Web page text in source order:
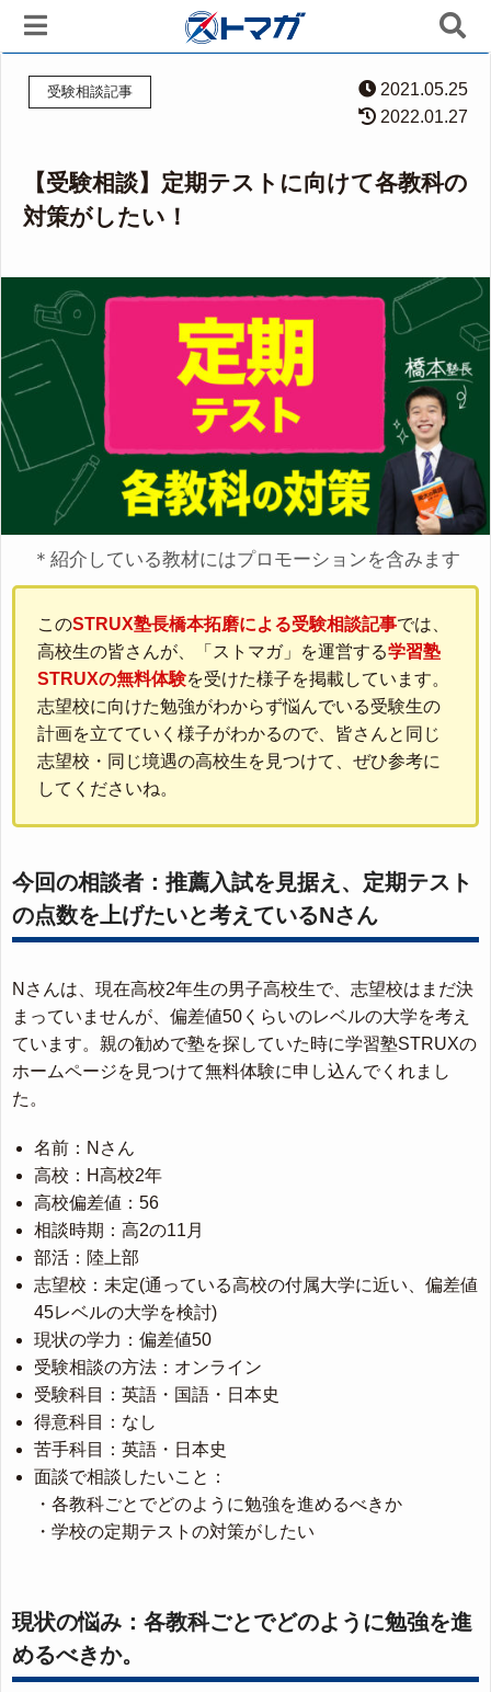
受験相談記事
2021.05.25
2022.01.27
【受験相談】定期テストに向けて各教科の
対策がしたい！
＊紹介している教材にはプロモーションを含みます
このSTRUX塾長橋本拓磨による受験相談記事では、
高校生の皆さんが、「ストマガ」を運営する学習塾
STRUXの無料体験を受けた様子を掲載しています。
志望校に向けた勉強がわからず悩んでいる受験生の
計画を立てていく様子がわかるので、皆さんと同じ
志望校・同じ境遇の高校生を見つけて、ぜひ参考に
してくださいね。
今回の相談者：推薦入試を見据え、定期テスト
の点数を上げたいと考えているNさん
Nさんは、現在高校2年生の男子高校生で、志望校はまだ決
まっていませんが、偏差値50くらいのレベルの大学を考え
ています。親の勧めで塾を探していた時に学習塾STRUXの
ホームページを見つけて無料体験に申し込んでくれまし
た。
名前：Nさん
高校：H高校2年
高校偏差値：56
相談時期：高2の11月
部活：陸上部
志望校：未定(通っている高校の付属大学に近い、偏差値
45レベルの大学を検討)
現状の学力：偏差値50
受験相談の方法：オンライン
受験科目：英語・国語・日本史
得意科目：なし
苦手科目：英語・日本史
面談で相談したいこと：
・各教科ごとでどのように勉強を進めるべきか
・学校の定期テストの対策がしたい
現状の悩み：各教科ごとでどのように勉強を進
めるべきか。